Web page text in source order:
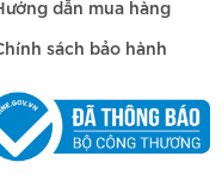
dẫn mua hàng
sách bảo hành